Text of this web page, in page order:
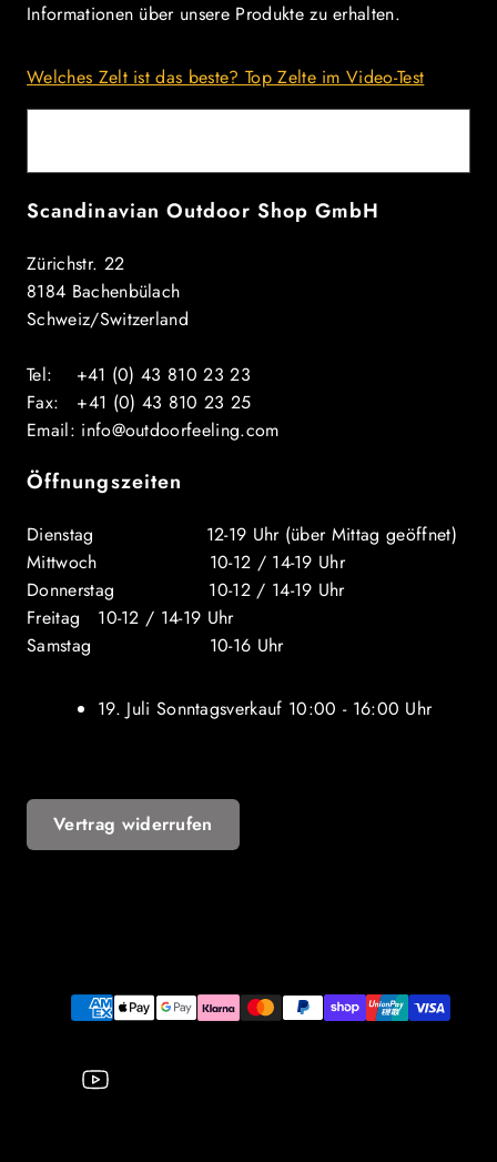
Informationen über unsere Produkte zu erhalten.
Welches Zelt ist das beste? Top Zelte im Video-Test
Scandinavian Outdoor Shop GmbH
Zürichstr. 22
8184 Bachenbülach
Schweiz/Switzerland
Tel: +41 (0) 43 810 23 23
Fax: +41 (0) 43 810 23 25
Email: info@outdoorfeeling.com
Öffnungszeiten
Dienstag 12-19 Uhr (über Mittag geöffnet)
Mittwoch 10-12 / 14-19 Uhr
Donnerstag 10-12 / 14-19 Uhr
Freitag 10-12 / 14-19 Uhr
Samstag 10-16 Uhr
19. Juli Sonntagsverkauf 10:00 - 16:00 Uhr
Vertrag widerrufen
Zahlungsarten
YouTube